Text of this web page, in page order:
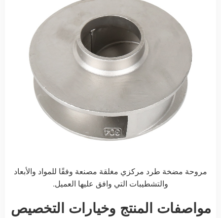
مروحة مضخة طرد مركزي مغلقة مصنعة وفقًا للمواد والأبعاد
والتشطيبات التي وافق عليها العميل.
مواصفات المنتج وخيارات التخصيص